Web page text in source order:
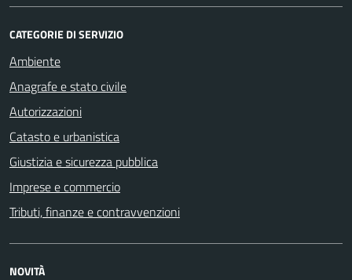
CATEGORIE DI SERVIZIO
Ambiente
Anagrafe e stato civile
Autorizzazioni
Catasto e urbanistica
Giustizia e sicurezza pubblica
Imprese e commercio
Tributi, finanze e contravvenzioni
NOVITÀ